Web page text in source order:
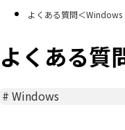
よくある質問＜Windows
よくある質
#Windows